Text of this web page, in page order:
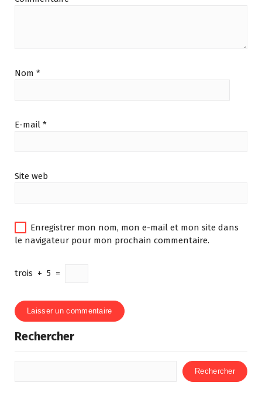
Nom *
E-mail *
Site web
Enregistrer mon nom, mon e-mail et mon site dans
le navigateur pour mon prochain commentaire.
trois + 5 =
Rechercher
Rechercher